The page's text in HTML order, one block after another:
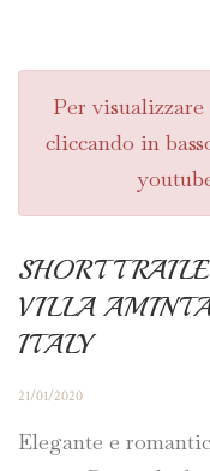
Per
cliccando in
SHORT
VILLA
ITALY
21/01/2020
Elegante e